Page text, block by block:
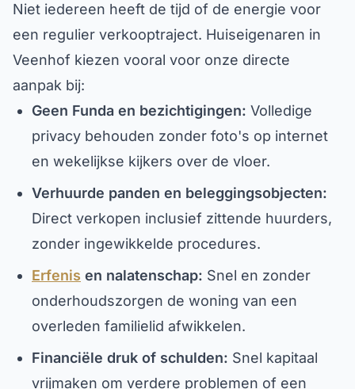
Niet iedereen heeft de tijd of de energie voor
een regulier verkooptraject. Huiseigenaren in
Veenhof kiezen vooral voor onze directe
aanpak bij:
Geen Funda en bezichtigingen: Volledige
privacy behouden zonder foto's op internet
en wekelijkse kijkers over de vloer.
Verhuurde panden en beleggingsobjecten:
Direct verkopen inclusief zittende huurders,
zonder ingewikkelde procedures.
Erfenis en nalatenschap: Snel en zonder
onderhoudszorgen de woning van een
overleden familielid afwikkelen.
Financiële druk of schulden: Snel kapitaal
vrijmaken om verdere problemen of een